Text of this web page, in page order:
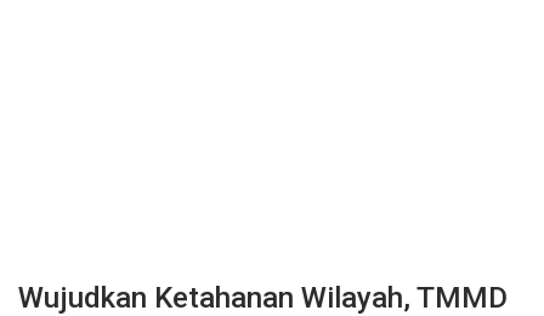
Wujudkan Ketahanan Wilayah, TMMD